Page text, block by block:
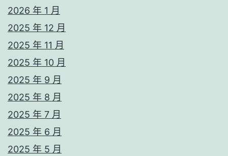
2026 年 1 月
2025 年 12 月
2025 年 11 月
2025 年 10 月
2025 年 9 月
2025 年 8 月
2025 年 7 月
2025 年 6 月
2025 年 5 月